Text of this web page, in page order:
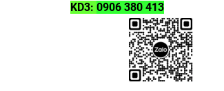
KD3: 0906 380 413